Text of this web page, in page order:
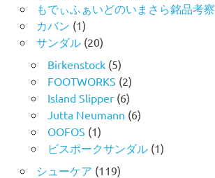
もでぃふぁいどのいまさら銘品考察
カバン (1)
サンダル(20)
Birkenstock(5)
FOOTWORKS (2)
Island Slipper(6)
Jutta Neumann (6)
OOFOS (1)
ビスポークサンダル(1)
シューケア (119)